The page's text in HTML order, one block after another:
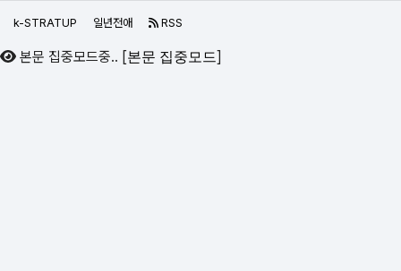
k-STRATUP 일년전애 RSS
본문 집중모드중.. [본문 집중모드]